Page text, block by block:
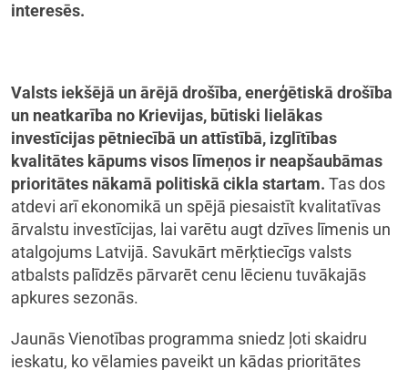
interesēs.
Valsts iekšējā un ārējā drošība, enerģētiskā drošība
un neatkarība no Krievijas, būtiski lielākas
investīcijas pētniecībā un attīstībā, izglītības
kvalitātes kāpums visos līmeņos ir neapšaubāmas
prioritātes nākamā politiskā cikla startam. Tas dos
atdevi arī ekonomikā un spējā piesaistīt kvalitatīvas
ārvalstu investīcijas, lai varētu augt dzīves līmenis un
atalgojums Latvijā. Savukārt mērķtiecīgs valsts
atbalsts palīdzēs pārvarēt cenu lēcienu tuvākajās
apkures sezonās.
Jaunās Vienotības programma sniedz ļoti skaidru
ieskatu, ko vēlamies paveikt un kādas prioritātes